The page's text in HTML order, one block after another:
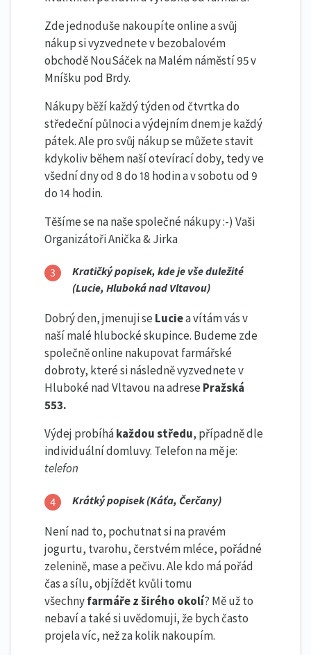
Zde jednoduše nakoupíte online a svůj
nákup si vyzvednete v bezobalovém
obchodě NouSáček na Malém náměstí 95 v
Mníšku pod Brdy.
Nákupy běží každý týden od čtvrtka do
středeční půlnoci a výdejním dnem je každý
pátek. Ale pro svůj nákup se můžete stavit
kdykoliv během naší otevírací doby, tedy ve
všední dny od 8 do 18 hodin a v sobotu od 9
do 14 hodin.
Těšíme se na naše společné nákupy :-) Vaši
Organizátoři Anička & Jirka
Kratičký popisek, kde je vše duležité
(Lucie, Hluboká nad Vltavou)
Dobrý den, jmenuji se Luciea vítám vás v
naší malé hlubocké skupince. Budeme zde
společně online nakupovat farmářské
dobroty, které si následně vyzvednete v
Hluboké nad Vltavou na adrese Pražská
553.
Výdej probíhákaždou středu, případně dle
individuální domluvy. Telefon na mě je:
telefon
Krátký popisek (Káťa, Čerčany)
Není nad to, pochutnat si na pravém
jogurtu, tvarohu, čerstvém mléce, pořádné
zelenině, mase a pečivu. Ale kdo má pořád
čas a sílu, objíždět kvůli tomu
všechnyfarmáře z širého okolí? Mě už to
nebaví a také si uvědomuji, že bych často
projela víc, než za kolik nakoupím.